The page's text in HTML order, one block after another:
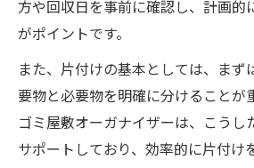
方や回収日を事前に確認し、計画的
がポイントです。
また、片付けの基本としては、まず
要物と必要物を明確に分けることが
ゴミ屋敷オーガナイザーは、こうし
サポートしており、効率的に片付け